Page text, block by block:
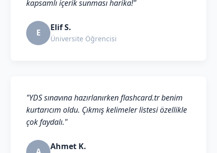
kapsamlı içerik sunması harika!"
E Elif S.
Üniversite Öğrencisi
"YDS sınavına hazırlanırken flashcard.tr benim
kurtarıcım oldu. Çıkmış kelimeler listesi özellikle
çok faydalı."
Ahmet K.